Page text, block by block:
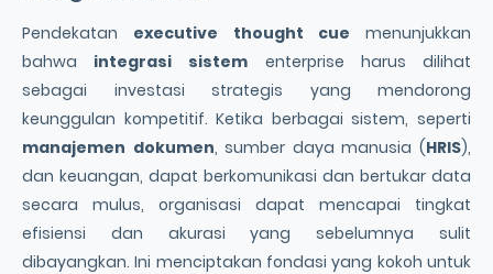
Pendekatan executive thought cue menunjukkan
bahwa integrasi sistem enterprise harus dilihat
sebagai investasi strategis yang mendorong
keunggulan kompetitif. Ketika berbagai sistem, seperti
manajemen dokumen, sumber daya manusia (HRIS),
dan keuangan, dapat berkomunikasi dan bertukar data
secara mulus, organisasi dapat mencapai tingkat
efisiensi dan akurasi yang sebelumnya sulit
dibayangkan. Ini menciptakan fondasi yang kokoh untuk